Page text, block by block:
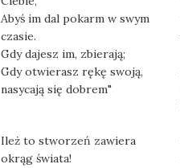
Abyś im dal pokarm w swym
czasie.
Gdy dajesz im, zbierają;
Gdy otwierasz rękę swoją,
nasycają się dobrem"
Ileż to stworzeń zawiera
okrąg świata!